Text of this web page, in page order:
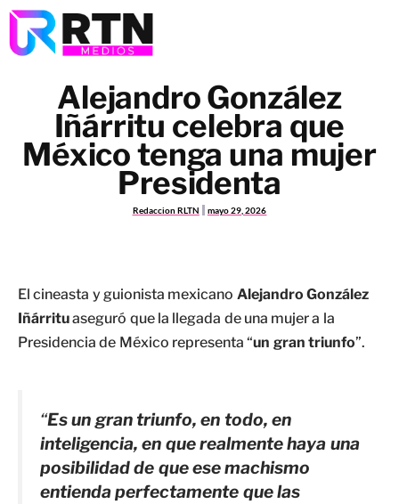
Alejandro González
Iñárritu celebra que
México tenga una mujer
Presidenta
Redaccion RLTN mayo 29, 2026
El cineasta y guionista mexicano Alejandro González
Iñárrituaseguró que la llegada de una mujer a la
Presidencia de México representa “un gran triunfo”.
“Es un gran triunfo, en todo, en
inteligencia, en que realmente haya una
posibilidad de que ese machismo
entienda perfectamente que las